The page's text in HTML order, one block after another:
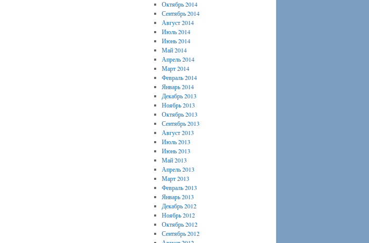
Октябрь 2014
Сентябрь 2014
Август 2014
Июль 2014
Июнь 2014
Май 2014
Апрель 2014
Март 2014
Февраль 2014
Январь 2014
Декабрь 2013
Ноябрь 2013
Октябрь 2013
Сентябрь 2013
Август 2013
Июль 2013
Июнь 2013
Май 2013
Апрель 2013
Март 2013
Февраль 2013
Январь 2013
Декабрь 2012
Ноябрь 2012
Октябрь 2012
Сентябрь 2012